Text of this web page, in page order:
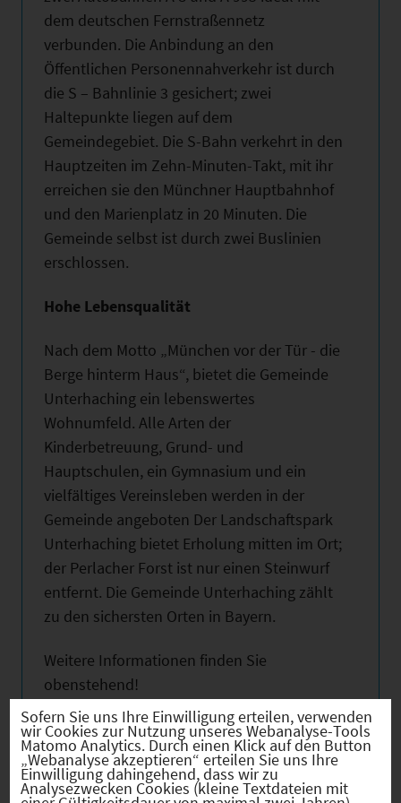
dem deutschen Fernstraßennetz
verbunden. Die Anbindung an den
Öffentlichen Personennahverkehr ist durch
die S – Bahnlinie 3 gesichert; zwei
Haltepunkte liegen auf dem
Gemeindegebiet. Die S-Bahn verkehrt in den
Hauptzeiten im Zehn-Minuten-Takt, mit ihr
erreichen sie den Münchner Hauptbahnhof
und den Marienplatz in 20 Minuten. Die
Gemeinde selbst ist durch zwei Buslinien
erschlossen.
Hohe Lebensqualität
Nach dem Motto „München vor der Tür - die
Berge hinterm Haus“, bietet die Gemeinde
Unterhaching ein lebenswertes
Wohnumfeld. Alle Arten der
Kinderbetreuung, Grund- und
Hauptschulen, ein Gymnasium und ein
vielfältiges Vereinsleben werden in der
Gemeinde angeboten Der Landschaftspark
Unterhaching bietet Erholung mitten im Ort;
der Perlacher Forst ist nur einen Steinwurf
entfernt. Die Gemeinde Unterhaching zählt
zu den sichersten Orten in Bayern.
Weitere Informationen finden Sie
obenstehend!
Hebesätze
Sofern Sie uns Ihre Einwilligung erteilen, verwenden
wir Cookies zur Nutzung unseres Webanalyse-Tools
Matomo Analytics. Durch einen Klick auf den Button
„Webanalyse akzeptieren“ erteilen Sie uns Ihre
Einwilligung dahingehend, dass wir zu
Analysezwecken Cookies (kleine Textdateien mit